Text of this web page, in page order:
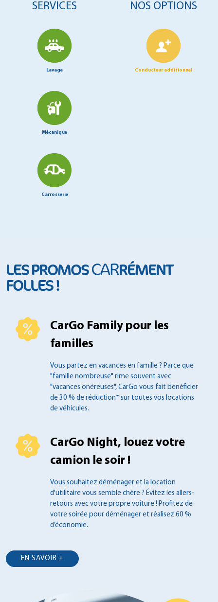
SERVICES
Lavage
Mécanique
Carrosserie
NOS OPTIONS
Conducteur additionnel
LES PROMOSCARRÉMENT
FOLLES !
CarGo Family pour les
familles
Vous partez en vacances en famille ? Parce que
"famille nombreuse" rime souvent avec
"vacances onéreuses", CarGo vous fait bénéficier
de 30 % de réduction* sur toutes vos locations
de véhicules.
CarGo Night, louez votre
camion le soir !
Vous souhaitez déménager et la location
d'utilitaire vous semble chère ? Évitez les allers-
retours avec votre propre voiture ! Profitez de
votre soirée pour déménager et réalisez 60 %
d’économie.
EN SAVOIR +